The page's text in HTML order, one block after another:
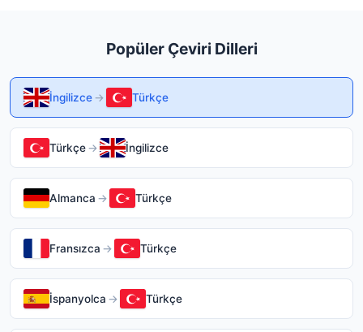
Popüler Çeviri Dilleri
İngilizce → Türkçe
Türkçe→ İngilizce
Almanca → Türkçe
Fransızca → Türkçe
İspanyolca → Türkçe